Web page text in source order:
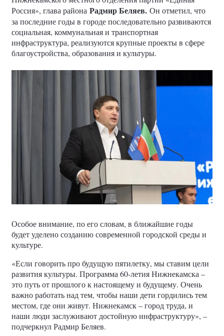
Россия», глава района Радмир Беляев. Он отметил, что
за последние годы в городе последовательно развиваются
социальная, коммунальная и транспортная
инфраструктура, реализуются крупные проекты в сфере
благоустройства, образования и культуры.
Особое внимание, по его словам, в ближайшие годы
будет уделено созданию современной городской среды и
культуре.
«Если говорить про будущую пятилетку, мы ставим цели
развития культуры. Программа 60-летия Нижнекамска –
это путь от прошлого к настоящему и будущему. Очень
важно работать над тем, чтобы наши дети гордились тем
местом, где они живут. Нижнекамск – город труда, и
наши люди заслуживают достойную инфраструктуру», –
подчеркнул Радмир Беляев.